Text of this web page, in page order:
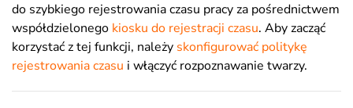
do szybkiego rejestrowania czasu pracy za pośrednictwem
współdzielonego kiosku do rejestracji czasu. Aby zacząć
korzystać z tej funkcji, należy skonfigurować politykę
rejestrowania czasu i włączyć rozpoznawanie twarzy.